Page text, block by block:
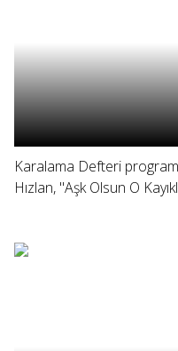
Karalama Defteri
Hızlan, "Aşk Olsun O